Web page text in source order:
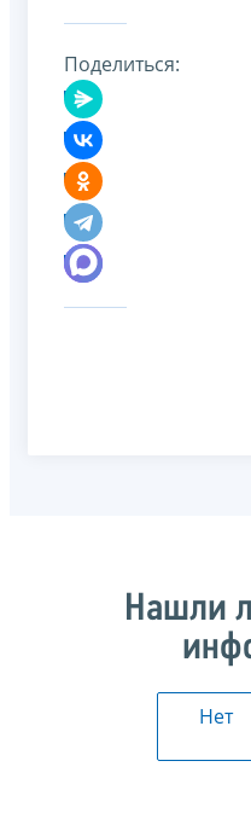
Поделиться:
Нашли
Нет